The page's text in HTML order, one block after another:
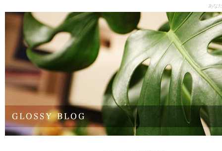
あな